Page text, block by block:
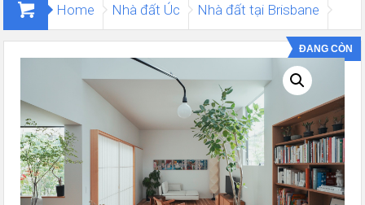
Home Nhà đất Úc Nhà đất tại Brisbane
ĐANG CÒN